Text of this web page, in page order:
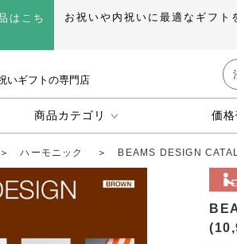
はこち
お祝いや内祝いに最適なギフト
いギフトの専門店
商品カテゴリ 価格
ハーモニック ＞ BEAMS DESIGN